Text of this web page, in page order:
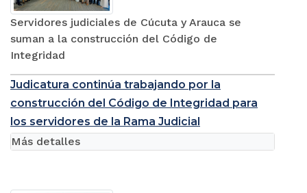
Servidores judiciales de Cúcuta y Arauca se
suman a la construcción del Código de
Integridad
Judicatura continúa trabajando por la
construcción del Código de Integridad para
los servidores de la Rama Judicial
Más detalles